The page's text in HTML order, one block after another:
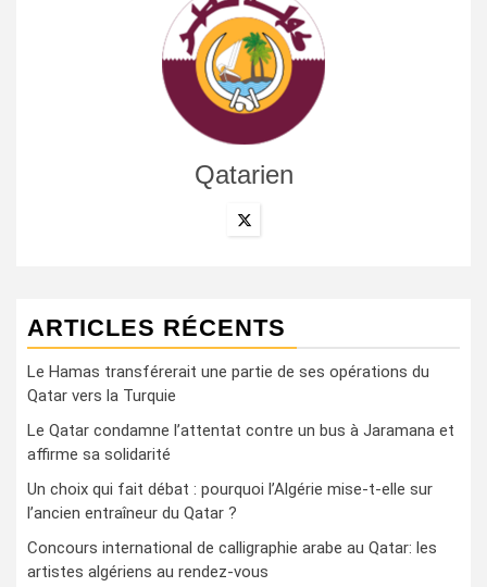
Qatarien
ARTICLES RÉCENTS
Le Hamas transférerait une partie de ses opérations du
Qatar vers la Turquie
Le Qatar condamne l’attentat contre un bus à Jaramana et
affirme sa solidarité
Un choix qui fait débat : pourquoi l’Algérie mise-t-elle sur
l’ancien entraîneur du Qatar ?
Concours international de calligraphie arabe au Qatar: les
artistes algériens au rendez-vous